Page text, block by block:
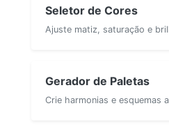
Seletor de Cores
Ajuste matiz, saturação e
Gerador de Paletas
Crie harmonias e esquemas